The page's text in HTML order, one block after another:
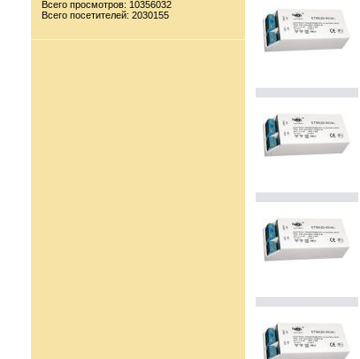
Всего просмотров: 10356032
Всего посетителей: 2030155